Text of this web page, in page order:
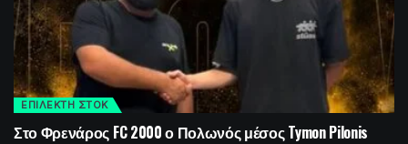
ΕΠΙΛΕΚΤΗ ΣΤΟΚ
Στο Φρενάρος FC 2000 ο Πολωνός μέσος Tymon Pilonis